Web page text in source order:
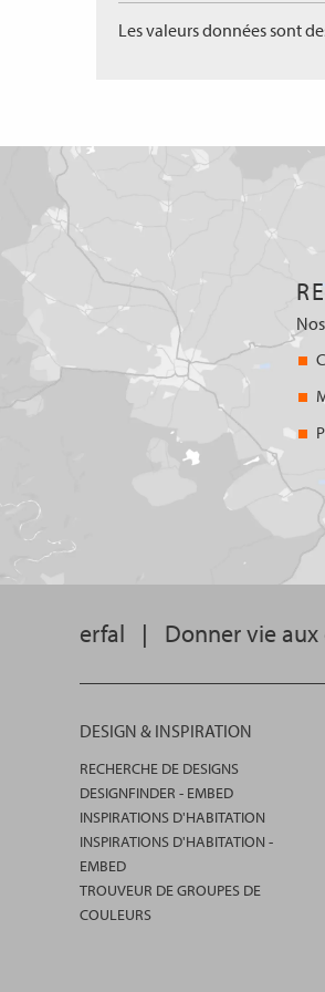
Les valeurs données sont
erfal | Donner vie aux
DESIGN & INSPIRATION
RECHERCHE DE DESIGNS
DESIGNFINDER - EMBED
INSPIRATIONS D'HABITATION
INSPIRATIONS D'HABITATION -
EMBED
TROUVEUR DE GROUPES DE
COULEURS